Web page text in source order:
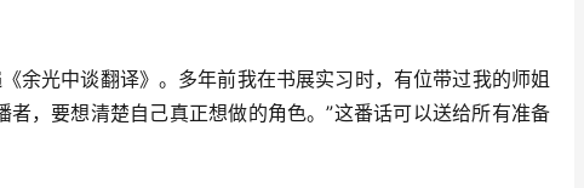
余光中谈翻译》。多年前我在书展实习时，有位带过我的师姐
，要想清楚自己真正想做的角色。”这番话可以送给所有准备